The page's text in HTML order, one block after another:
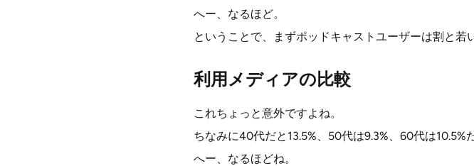
へー、なるほど。
ということで、まずポッドキャストユーザーは割と若
利用メディアの比較
これちょっと意外ですよね。
ちなみに40代だと13.5%、50代は9.3%、60代は10.5%
へー、なるほどね。